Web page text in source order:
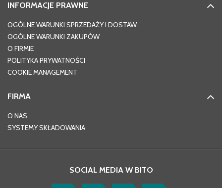
INFORMACJE PRAWNE
OGÓLNE WARUNKI SPRZEDAŻY I DOSTAW
OGÓLNE WARUNKI ZAKUPÓW
O FIRMIE
POLITYKA PRYWATNOŚCI
COOKIE MANAGEMENT
FIRMA
O NAS
SYSTEMY SKŁADOWANIA
SOCIAL MEDIA W BITO